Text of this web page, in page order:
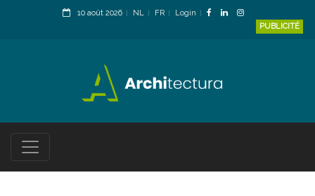
10 août 2026 NL FR
Login
PUBLICITÉ